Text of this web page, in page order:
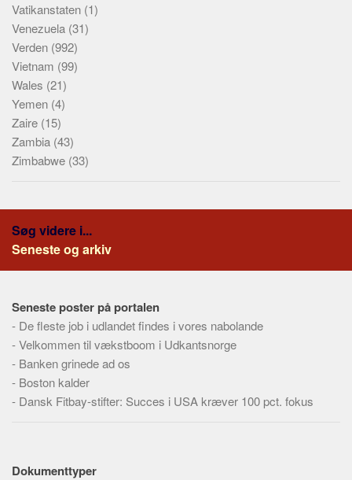
Vatikanstaten (1)
Venezuela (31)
Verden (992)
Vietnam (99)
Wales (21)
Yemen (4)
Zaire (15)
Zambia (43)
Zimbabwe (33)
Søg videre i...
Seneste og arkiv
Seneste poster på portalen
- De fleste job i udlandet findes i vores nabolande
-Velkommen til vækstboom i Udkantsnorge
- Banken grinede ad os
- Boston kalder
- Dansk Fitbay-stifter: Succes i USA kræver 100 pct. fokus
Dokumenttyper